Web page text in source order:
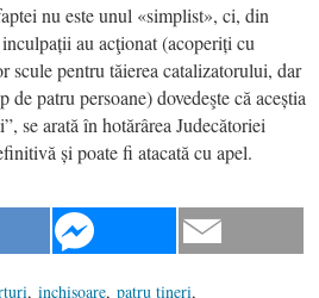
nu este unul «simplist», ci, din
au acţionat (acoperiți cu
scule pentru tăierea catalizatorului, dar
patru persoane) dovedeşte că aceștia
se arată în hotărârea Judecătoriei
și poate fi atacată cu apel.
, inchisoare, patru tineri,